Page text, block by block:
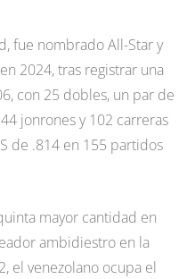
fue nombrado All-Star y
2024, tras registrar una
con 25 dobles, un par de
jonrones y 102 carreras
de .814 en 155 partidos
mayor cantidad en
ambidiestro en la
el venezolano ocupa el